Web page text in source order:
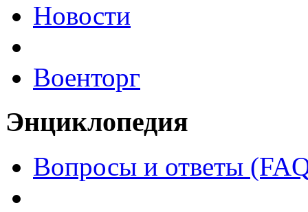
Новости
Военторг
Энциклопедия
Вопросы и ответы